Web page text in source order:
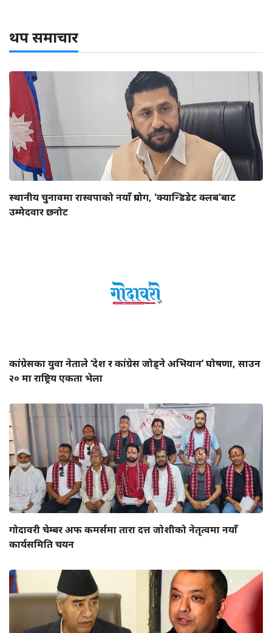
थप समाचार
स्थानीय चुनावमा रास्वपाको नयाँ प्रयोग, 'क्यान्डिडेट क्लब'बाट
उम्मेदवार छनोट
कांग्रेसका युवा नेताले ‘देश र कांग्रेस जोड्ने अभियान’ घोषणा, साउन
२० मा राष्ट्रिय एकता भेला
गोदावरी चेम्बर अफ कमर्समा तारा दत्त जोशीको नेतृत्वमा नयाँ
कार्यसमिति चयन